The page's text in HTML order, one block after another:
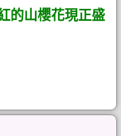
的山櫻花現正盛